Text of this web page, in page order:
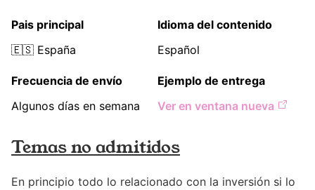
Pais principal
🇪🇸 España
Idioma del contenido
Español
Frecuencia de envío
Algunos días en semana
Ejemplo de entrega
Ver en ventana nueva
Temas no admitidos
En principio todo lo relacionado con la inversión si lo